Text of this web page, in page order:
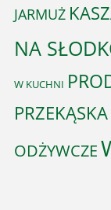
JARMUŻ
NA
W KUCHNI
PRZEKĄSKA
ODŻYWCZE